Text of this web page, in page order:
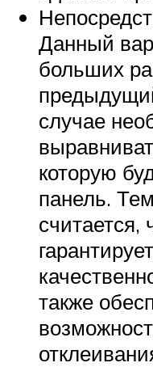
Данный
больших
случае
которую
панель.
считается,
также